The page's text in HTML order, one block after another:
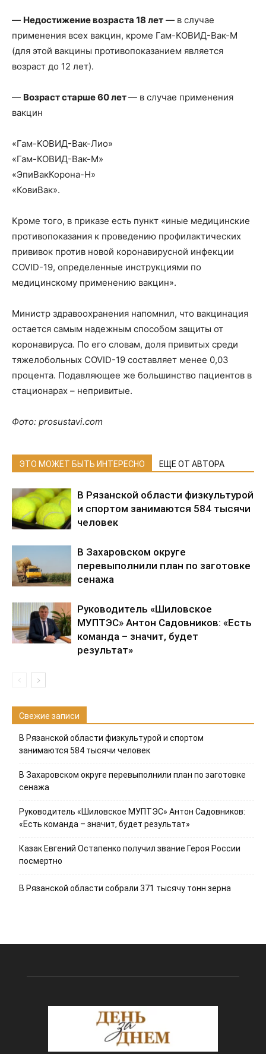
— Недостижение возраста 18 лет — в случае
применения всех вакцин, кроме Гам-КОВИД-Вак-М
(для этой вакцины противопоказанием является
возраст до 12 лет).
— Возраст старше 60 лет— в случае применения
вакцин
«Гам-КОВИД-Вак-Лио»
«Гам-КОВИД-Вак-М»
«ЭпиВакКорона-Н»
«КовиВак».
Кроме того, в приказе есть пункт «иные медицинские
противопоказания к проведению профилактических
прививок против новой коронавирусной инфекции
COVID-19, определенные инструкциями по
медицинскому применению вакцин».
Министр здравоохранения напомнил, что вакцинация
остается самым надежным способом защиты от
коронавируса. По его словам, доля привитых среди
тяжелобольных COVID-19 составляет менее 0,03
процента. Подавляющее же большинство пациентов в
стационарах – непривитые.
Фото: prosustavi.com
ЭТО МОЖЕТ БЫТЬ ИНТЕРЕСНО ЕЩЕ ОТ АВТОРА
В Рязанской области физкультурой
и спортом занимаются 584 тысячи
человек
В Захаровском округе
перевыполнили план по заготовке
сенажа
Руководитель «Шиловское
МУПТЭС» Антон Садовников: «Есть
команда – значит, будет
результат»
Свежие записи
В Рязанской области физкультурой и спортом
занимаются 584 тысячи человек
В Захаровском округе перевыполнили план по заготовке
сенажа
Руководитель «Шиловское МУПТЭС» Антон Садовников:
«Есть команда – значит, будет результат»
Казак Евгений Остапенко получил звание Героя России
посмертно
В Рязанской области собрали 371 тысячу тонн зерна